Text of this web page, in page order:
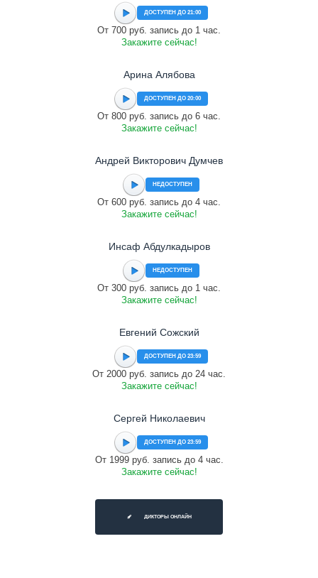
ДОСТУПЕН ДО 21:00
От 700 руб. запись до 1 час.
Закажите сейчас!
Арина Алябова
ДОСТУПЕН ДО 20:00
От 800 руб. запись до 6 час.
Закажите сейчас!
Андрей Викторович Думчев
НЕДОСТУПЕН
От 600 руб. запись до 4 час.
Закажите сейчас!
Инсаф Абдулкадыров
НЕДОСТУПЕН
От 300 руб. запись до 1 час.
Закажите сейчас!
Евгений Сожский
ДОСТУПЕН ДО 23:59
От 2000 руб. запись до 24 час.
Закажите сейчас!
Сергей Николаевич
ДОСТУПЕН ДО 23:59
От 1999 руб. запись до 4 час.
Закажите сейчас!
ДИКТОРЫ ОНЛАЙН